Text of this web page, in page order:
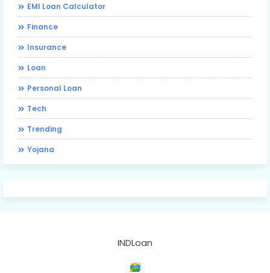
EMI Loan Calculator
Finance
Insurance
Loan
Personal Loan
Tech
Trending
Yojana
INDLoan